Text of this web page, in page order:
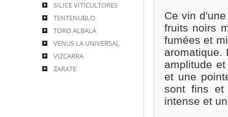
SILICE VITICULTORES
TENTENUBLO
TORO ALBALÁ
VENUS LA UNIVERSAL
VIZCARRA
ZARATE
Ce vin
fruits noirs
fumées et
aromatique.
amplitude
et une
sont fins et
intense et